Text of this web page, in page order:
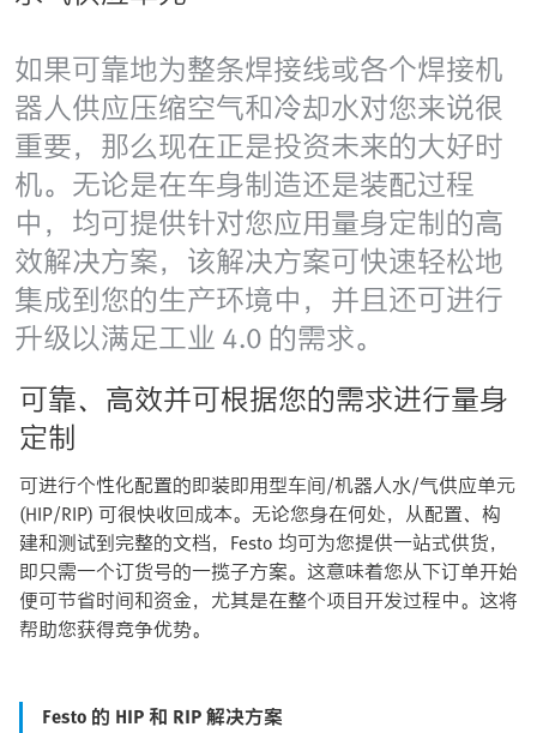
如果可靠地为整条焊接线或各个焊接机
器人供应压缩空气和冷却水对您来说很
重要，那么现在正是投资未来的大好时
机。无论是在车身制造还是装配过程
中，均可提供针对您应用量身定制的高
效解决方案，该解决方案可快速轻松地
集成到您的生产环境中，并且还可进行
升级以满足工业 4.0 的需求。
可靠、高效并可根据您的需求进行量身
定制
可进行个性化配置的即装即用型车间/机器人水/气供应单元
(HIP/RIP) 可很快收回成本。无论您身在何处，从配置、构
建和测试到完整的文档，Festo 均可为您提供一站式供货，
即只需一个订货号的一揽子方案。这意味着您从下订单开始
便可节省时间和资金，尤其是在整个项目开发过程中。这将
帮助您获得竞争优势。
Festo 的 HIP 和 RIP 解决方案